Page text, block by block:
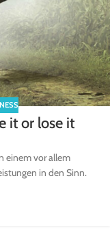
it or lose it
einem vor allem
in den Sinn.